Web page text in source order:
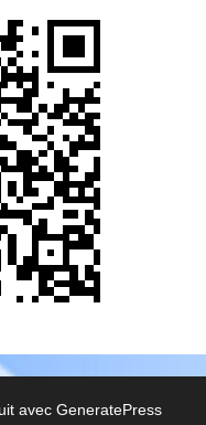
avec GeneratePress